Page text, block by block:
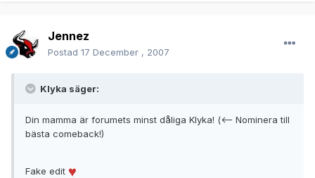
Jennez
Postad 17 December , 2007
Klyka säger:
Din mamma är forumets minst dåliga Klyka! (<-- Nominera till
bästa comeback!)
Fake edit